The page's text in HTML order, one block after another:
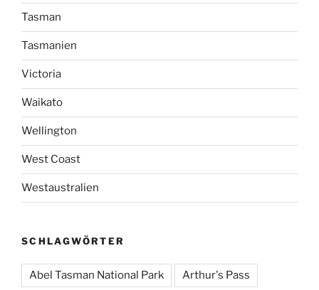
Tasman
Tasmanien
Victoria
Waikato
Wellington
West Coast
Westaustralien
SCHLAGWÖRTER
Abel Tasman National Park Arthur's Pass